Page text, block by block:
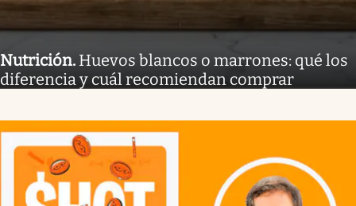
Nutrición. Huevos blancos o marrones: qué los
diferencia y cuál recomiendan comprar